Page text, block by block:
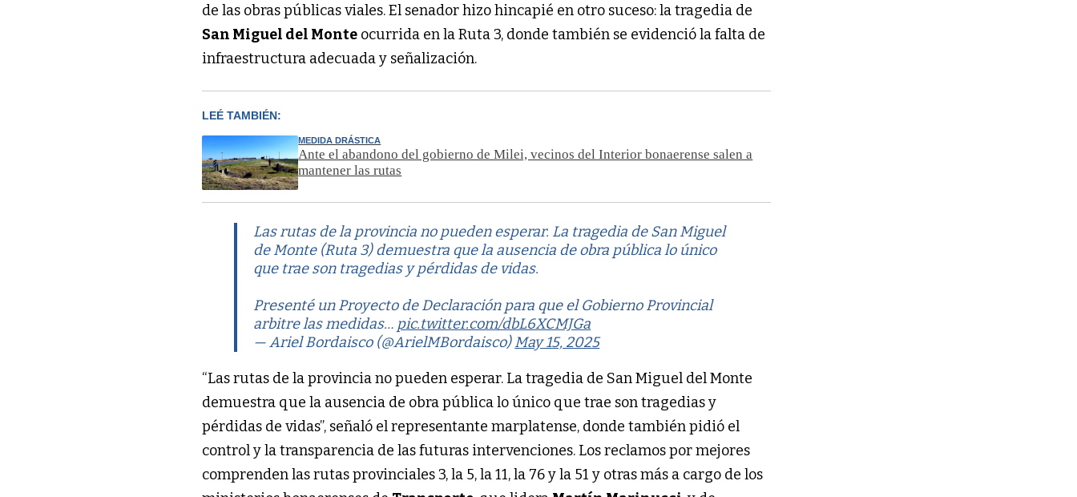
de las obras públicas viales. El senador hizo hincapié en otro suceso: la tragedia de
San Miguel del Monte ocurrida en la Ruta 3, donde también se evidenció la falta de
infraestructura adecuada y señalización.
LEÉ TAMBIÉN:
MEDIDA DRÁSTICA
Ante el abandono del gobierno de Milei, vecinos del Interior bonaerense salen a
mantener las rutas
Las rutas de la provincia no pueden esperar. La tragedia de San Miguel
de Monte (Ruta 3) demuestra que la ausencia de obra pública lo único
que trae son tragedias y pérdidas de vidas.
Presenté un Proyecto de Declaración para que el Gobierno Provincial
arbitre las medidas… pic.twitter.com/dbL6XCMJGa
— Ariel Bordaisco (@ArielMBordaisco)May 15, 2025
“Las rutas de la provincia no pueden esperar. La tragedia de San Miguel del Monte
demuestra que la ausencia de obra pública lo único que trae son tragedias y
pérdidas de vidas”, señaló el representante marplatense, donde también pidió el
control y la transparencia de las futuras intervenciones. Los reclamos por mejores
comprenden las rutas provinciales 3, la 5, la 11, la 76 y la 51 y otras más a cargo de los